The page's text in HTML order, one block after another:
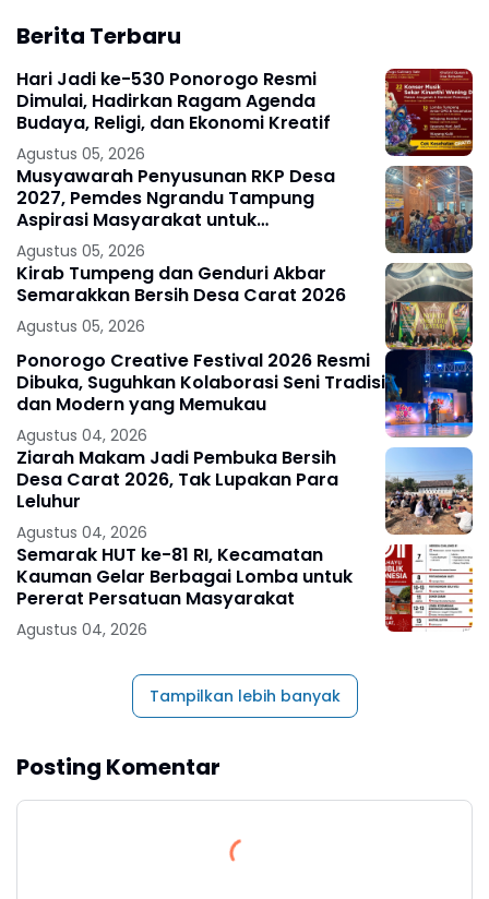
Berita Terbaru
Hari Jadi ke-530 Ponorogo Resmi
Dimulai, Hadirkan Ragam Agenda
Budaya, Religi, dan Ekonomi Kreatif
Agustus 05, 2026
Musyawarah Penyusunan RKP Desa
2027, Pemdes Ngrandu Tampung
Aspirasi Masyarakat untuk
Pembangunan Berkelanjutan
Agustus 05, 2026
Kirab Tumpeng dan Genduri Akbar
Semarakkan Bersih Desa Carat 2026
Agustus 05, 2026
Ponorogo Creative Festival 2026 Resmi
Dibuka, Suguhkan Kolaborasi Seni Tradisi
dan Modern yang Memukau
Agustus 04, 2026
Ziarah Makam Jadi Pembuka Bersih
Desa Carat 2026, Tak Lupakan Para
Leluhur
Agustus 04, 2026
Semarak HUT ke-81 RI, Kecamatan
Kauman Gelar Berbagai Lomba untuk
Pererat Persatuan Masyarakat
Agustus 04, 2026
Tampilkan lebih banyak
Posting Komentar